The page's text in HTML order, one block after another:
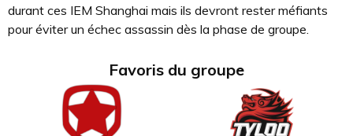
durant ces IEM Shanghai mais ils devront rester méfiants
pour éviter un échec assassin dès la phase de groupe.
Favoris du groupe